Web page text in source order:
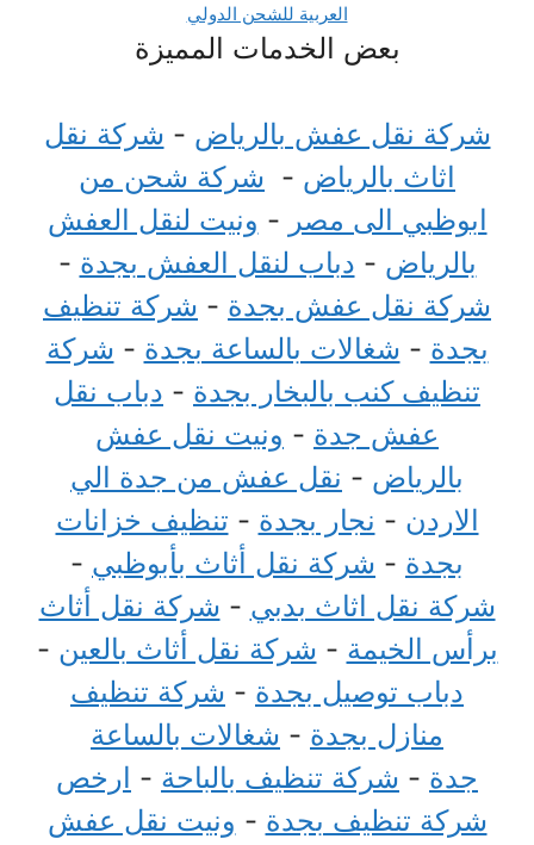
العربية للشحن الدولي
بعض الخدمات المميزة
شركة نقل عفش بالرياض - شركة نقل
اثاث بالرياض - شركة شحن من
ابوظبي الى مصر - ونيت لنقل العفش
بالرياض - دباب لنقل العفش بجدة -
شركة نقل عفش بجدة - شركة تنظيف
بجدة - شغالات بالساعة بجدة - شركة
تنظيف كنب بالبخار بجدة - دباب نقل
عفش جدة - ونيت نقل عفش
بالرياض - نقل عفش من جدة الي
الاردن - نجار بجدة - تنظيف خزانات
بجدة - شركة نقل أثاث بأبوظبي -
شركة نقل اثاث بدبي - شركة نقل أثاث
برأس الخيمة - شركة نقل أثاث بالعين -
دباب توصيل بجدة - شركة تنظيف
منازل بجدة - شغالات بالساعة
جدة - شركة تنظيف بالباحة - ارخص
شركة تنظيف بجدة - ونيت نقل عفش